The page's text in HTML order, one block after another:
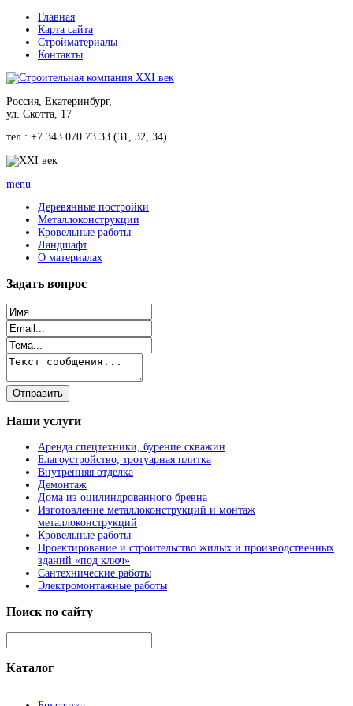
Главная
Карта сайта
Стройматериалы
Контакты
Россия, Екатеринбург,
ул. Скотта, 17
тел.: +7 343 070 73 33 (31, 32, 34)
menu
Деревянные постройки
Металлоконструкции
Кровельные работы
Ландшафт
О материалах
Задать вопрос
Наши услуги
Аренда спецтехники, бурение скважин
Благоустройство, тротуарная плитка
Внутренняя отделка
Демонтаж
Дома из оцилиндрованного бревна
Изготовление металлоконструкций и монтаж
металлоконструкций
Кровельные работы
Проектирование и строительство жилых и производственных
зданий «под ключ»
Сантехнические работы
Электромонтажные работы
Поиск по сайту
Каталог